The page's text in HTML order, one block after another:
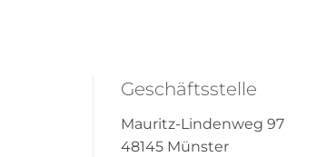
Geschäftsstelle
Mauritz-Lindenweg 97
48145 Münster